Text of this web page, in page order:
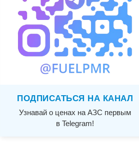
ПОДПИСАТЬСЯ НА КАНАЛ
Узнавай о ценах на АЗС первым
в Telegram!